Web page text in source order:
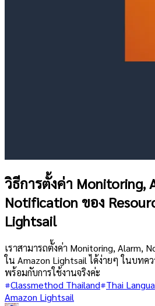
วิธีการตั้งค่า Monitoring,
Notification ของ
Lightsail
เราสามารถตั้งค่า Monitoring, Alarm,
ใน Amazon Lightsail ได้ง่ายๆ ในบท
พร้อมกับการใช้งานจริงค่ะ
Classmethod Thailand Thai
Amazon Lightsail